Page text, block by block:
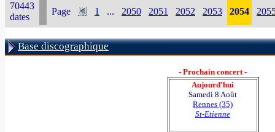
70443
dates
Page 1 ... 2050 2051 2052 2053 2054
Base discographique
- Prochain concert -
Aujourd'hui
Samedi 8 Août
Rennes (35)
St-Etienne